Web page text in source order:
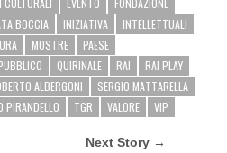
CULTURALI EVENTO
FONDAZIONE
BOCCIA INIZIATIVA
INTELLETTUALI
MOSTRE
PAESE
QUIRINALE RAI
RAI PLAY
ALBERGONI
SERGIO MATTARELLA
PIRANDELLO TGR VALORE VIP
Next Story →